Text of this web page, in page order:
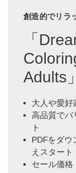
創造的でリラ
「
Adults
大人や愛好
高品質でバ
ト
PDFをダウ
えスタート
セール価格